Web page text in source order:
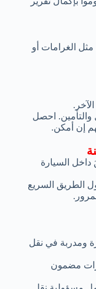
مثل الغرامات أو
السيارة
الطريق السريع
والتأمين. احصل
إن أمكن.
ومدربة في نقل
مضمون